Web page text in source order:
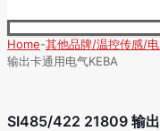
Home-其他品牌/温控传感/
输出卡通用电气KEBA
SI485/422 21809 输